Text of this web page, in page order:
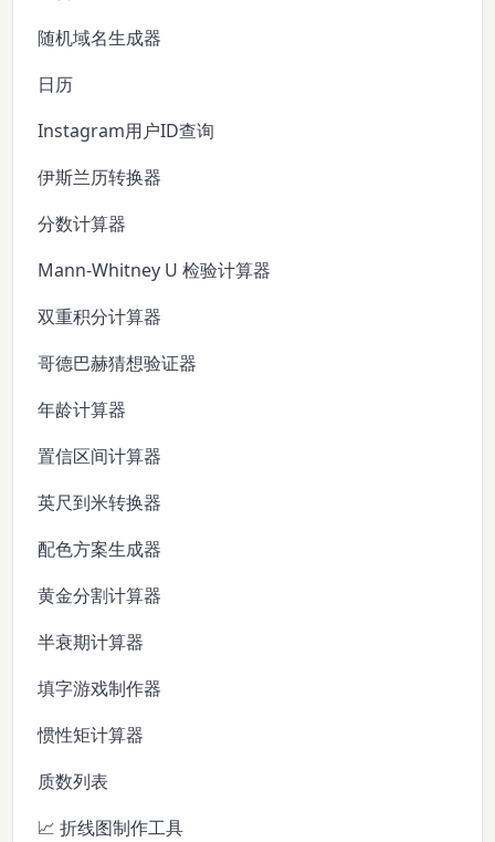
随机域名生成器
日历
Instagram用户ID查询
伊斯兰历转换器
分数计算器
Mann-Whitney U 检验计算器
双重积分计算器
哥德巴赫猜想验证器
年龄计算器
置信区间计算器
英尺到米转换器
配色方案生成器
黄金分割计算器
半衰期计算器
填字游戏制作器
惯性矩计算器
质数列表
📈 折线图制作工具